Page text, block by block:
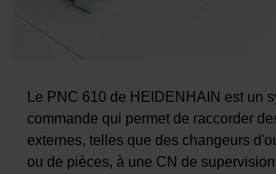
Le PNC 610 de HEIDENHAIN est un
commande qui permet de raccorder
externes, telles que des changeurs
ou de pièces, à une CN de